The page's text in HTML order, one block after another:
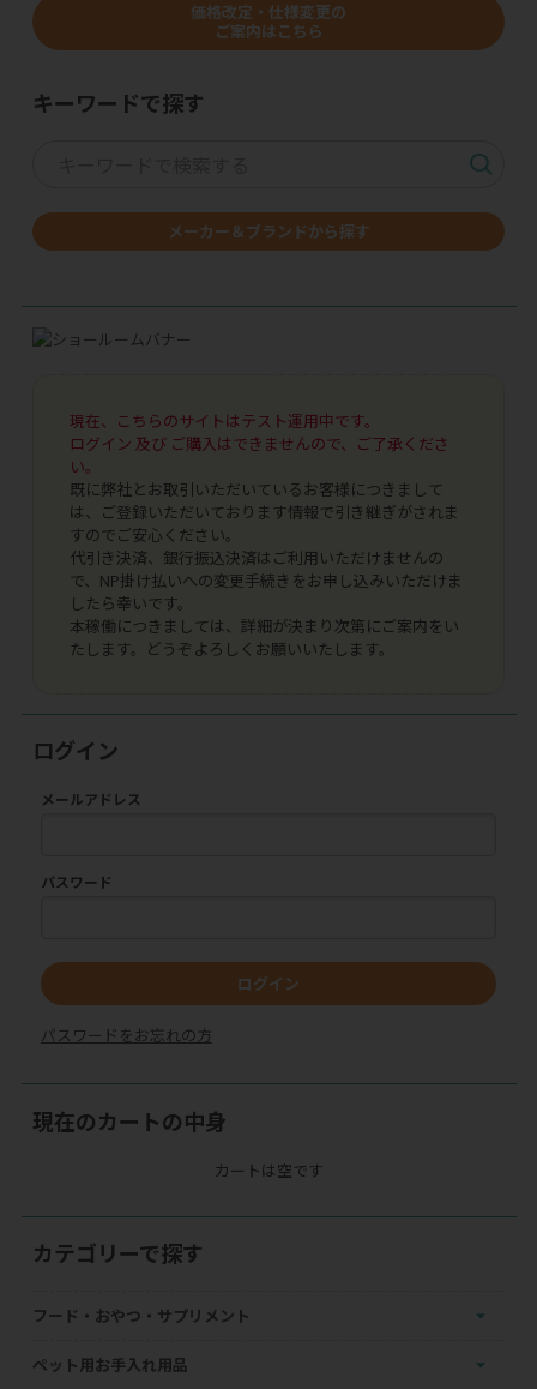
価格改定・仕様変更の
ご案内はこちら
キーワードで探す
メーカー＆ブランドから探す
現在、こちらのサイトはテスト運用中です。
ログイン 及び ご購入はできませんので、ご了承くださ
い。
既に弊社とお取引いただいているお客様につきまして
は、ご登録いただいております情報で引き継ぎがされま
すのでご安心ください。
代引き決済、銀行振込決済はご利用いただけませんの
で、NP掛け払いへの変更手続きをお申し込みいただけま
したら幸いです。
本稼働につきましては、詳細が決まり次第にご案内をい
たします。どうぞよろしくお願いいたします。
ログイン
メールアドレス
パスワード
ログイン
パスワードをお忘れの方
現在のカートの中身
カートは空です
カテゴリーで探す
フード・おやつ・サプリメント
ペット用お手入れ用品